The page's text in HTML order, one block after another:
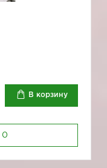
В корзину
0